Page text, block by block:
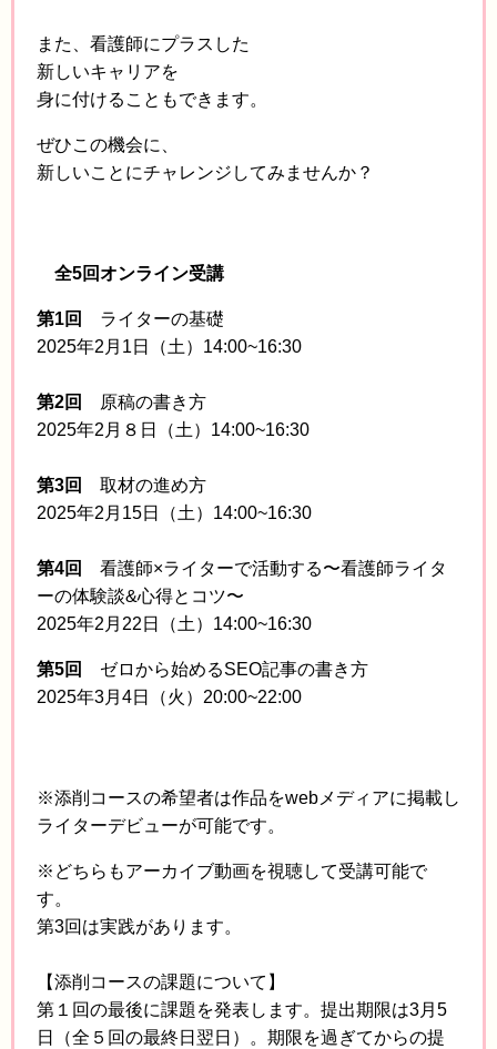
また、看護師にプラスした
新しいキャリアを
身に付けることもできます。
ぜひこの機会に、
新しいことにチャレンジしてみませんか？
全5回オンライン受講
第1回 ライターの基礎
2025年2月1日（土）14:00~16:30
第2回
原稿の書き方
2025年2月８日（土）14:00~16:30
第3回 取材の進め方
2025年2月15日（土）14:00~16:30
第4回 看護師×ライターで活動する〜看護師ライタ
ーの体験談&心得とコツ〜
2025年2月22日（土）14:00~16:30
第5回 ゼロから始めるSEO記事の書き方
2025年3月4日（火）20:00~22:00
※添削コースの希望者は作品をwebメディアに掲載し
ライターデビューが可能です。
※どちらもアーカイブ動画を視聴して受講可能で
す。
第3回は実践があります。
【添削コースの課題について】
第１回の最後に課題を発表します。提出期限は3月5
日（全５回の最終日翌日）。期限を過ぎてからの提